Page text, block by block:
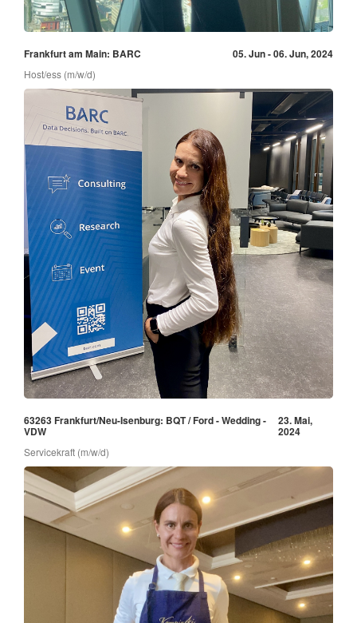
Frankfurt am Main: BARC 05. Jun - 06. Jun, 2024
Host/ess (m/w/d)
63263 Frankfurt/Neu-Isenburg: BQT / Ford - Wedding -
VDW
23. Mai,
2024
Servicekraft (m/w/d)